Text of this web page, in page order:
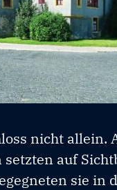
nicht
auf
sie in